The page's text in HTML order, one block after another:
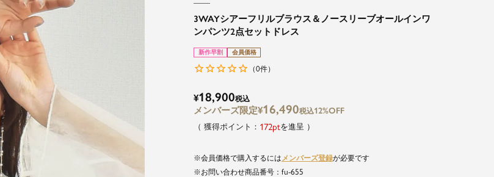
3WAYシアーフリルブラウス＆ノースリーブオールインワ
ンパンツ2点セットドレス
新作早割 会員価格
（0件）
¥18,900税込
¥16,490税込12%OFF
172 を進呈
会員価格で購入するには メンバーズ登録が必要です
商品番号
fu-655